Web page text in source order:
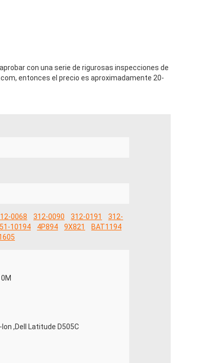
con una serie de rigurosas inspecciones de
entonces el precio es aproximadamente 20-
0068 312-0090 312-0191
312-
10194 4P894 9X821
BAT1194
,Dell Latitude D505C